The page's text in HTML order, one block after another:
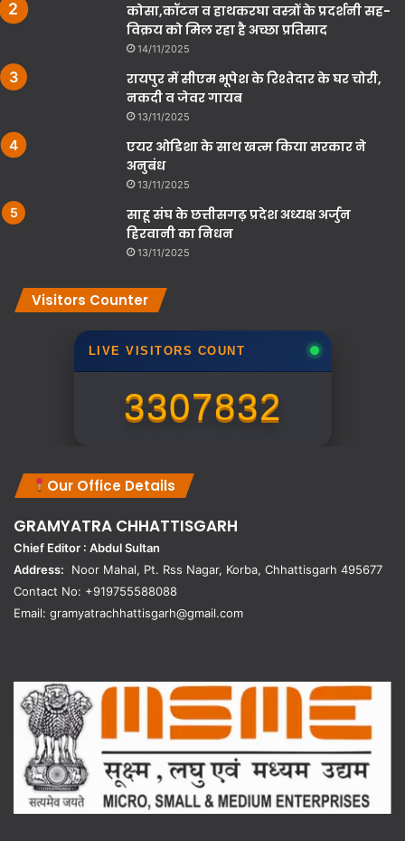
कोसा,कॉटन व हाथकरघा वस्त्रों के प्रदर्शनी सह-
विक्रय को मिल रहा है अच्छा प्रतिसाद
14/11/2025
रायपुर में सीएम भूपेश के रिश्तेदार के घर चोरी,
नकदी व जेवर गायब
13/11/2025
एयर ओडिशा के साथ खत्म किया सरकार ने
अनुबंध
13/11/2025
साहू संघ के छत्तीसगढ़ प्रदेश अध्यक्ष अर्जुन
हिरवानी का निधन
13/11/2025
Visitors Counter
LIVE VISITORS COUNT
3307832
Our Office Details
GRAMYATRA CHHATTISGARH
Chief Editor : Abdul Sultan
Address: Noor Mahal, Pt. Rss Nagar, Korba, Chhattisgarh 495677
Contact No: +919755588088
Email: gramyatrachhattisgarh@gmail.com